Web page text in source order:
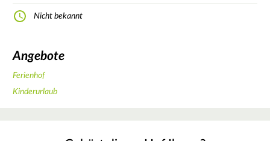
Nicht bekannt
Angebote
Ferienhof
Kinderurlaub